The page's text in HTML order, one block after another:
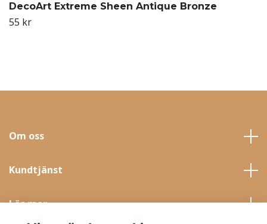
DecoArt Extreme Sheen Antique Bronze
55 kr
Om oss
Kundtjänst
Läs mer